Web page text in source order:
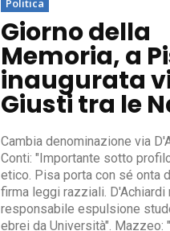
Giorno della
Memoria, a
inaugurata
Giusti tra le
Cambia denominazione via
Conti: "Importante sotto
etico. Pisa porta con sé onta
firma leggi razziali. D'Achiardi
responsabile espulsione
ebrei da Università". Mazzeo: